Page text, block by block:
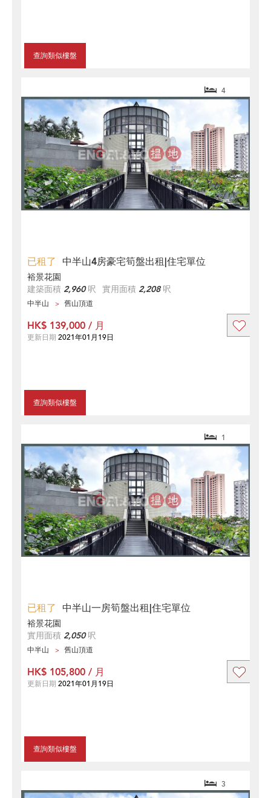
查詢類似樓盤
已租了 中半山4房豪宅筍盤出租|住宅單位
4
裕景花園
建築面積 2,960呎 實用面積 2,208呎
中半山 舊山頂道
查詢類似樓盤
HK$ 139,000 / 月
更新日期 2021年01月19日
已租了 中半山一房筍盤出租|住宅單位
1
裕景花園
實用面積 2,050呎
中半山 舊山頂道
查詢類似樓盤
HK$ 105,800 / 月
更新日期 2021年01月19日
3